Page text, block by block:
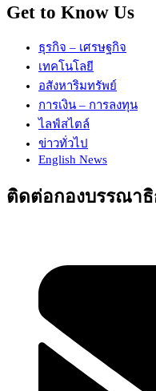
Get to Know Us
ธุรกิจ – เศรษฐกิจ
เทคโนโลยี
อสังหาริมทรัพย์
การเงิน – การลงทุน
ไลฟ์สไตล์
ข่าวทั่วไป
English News
ติดต่อกองบรรณาธิ